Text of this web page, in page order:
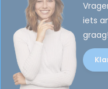
iets
graag!